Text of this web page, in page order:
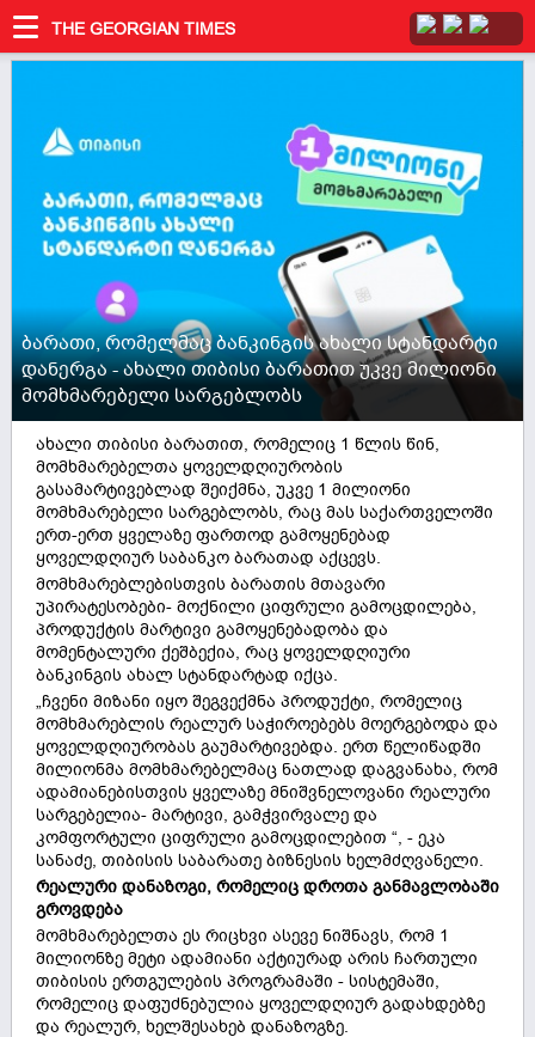
THE GEORGIAN TIMES
ბარათი, რომელმაც ბანკინგის ახალი სტანდარტი
დანერგა - ახალი თიბისი ბარათით უკვე მილიონი
მომხმარებელი სარგებლობს
ახალი თიბისი ბარათით, რომელიც 1 წლის წინ,
მომხმარებელთა ყოველდღიურობის
გასამარტივებლად შეიქმნა, უკვე 1 მილიონი
მომხმარებელი სარგებლობს, რაც მას საქართველოში
ერთ-ერთ ყველაზე ფართოდ გამოყენებად
ყოველდღიურ საბანკო ბარათად აქცევს.
მომხმარებლებისთვის ბარათის მთავარი
უპირატესობები- მოქნილი ციფრული გამოცდილება,
პროდუქტის მარტივი გამოყენებადობა და
მომენტალური ქეშბექია, რაც ყოველდღიური
ბანკინგის ახალ სტანდარტად იქცა.
„ჩვენი მიზანი იყო შეგვექმნა პროდუქტი, რომელიც
მომხმარებლის რეალურ საჭიროებებს მოერგებოდა და
ყოველდღიურობას გაუმარტივებდა. ერთ წელიწადში
მილიონმა მომხმარებელმაც ნათლად დაგვანახა, რომ
ადამიანებისთვის ყველაზე მნიშვნელოვანი რეალური
სარგებელია- მარტივი, გამჭვირვალე და
კომფორტული ციფრული გამოცდილებით “, - ეკა
სანაძე, თიბისის საბარათე ბიზნესის ხელმძღვანელი.
რეალური დანაზოგი, რომელიც დროთა განმავლობაში
გროვდება
მომხმარებელთა ეს რიცხვი ასევე ნიშნავს, რომ 1
მილიონზე მეტი ადამიანი აქტიურად არის ჩართული
თიბისის ერთგულების პროგრამაში - სისტემაში,
რომელიც დაფუძნებულია ყოველდღიურ გადახდებზე
და რეალურ, ხელშესახებ დანაზოგზე.